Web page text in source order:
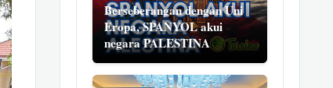
Berseberangan dengan Uni
Eropa, SPANYOL akui
negara PALESTINA